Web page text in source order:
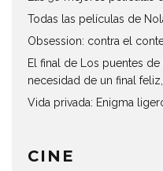
Todas las películas de
Obsession: contra el
El final de Los puentes
necesidad de un final
Vida privada: Enigma
CINE